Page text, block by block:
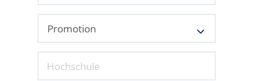
Hochschule